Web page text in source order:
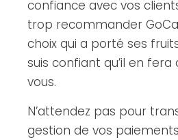
confiance avec vos
trop recommander
choix qui a porté ses
suis confiant qu’il en
vous.
N’attendez pas pour
gestion de vos